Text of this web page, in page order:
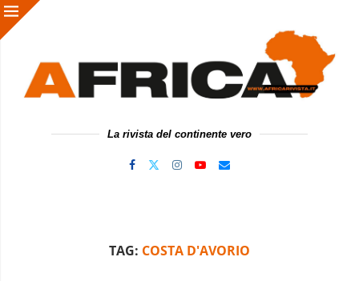
La rivista del continente vero
TAG: COSTA D'AVORIO